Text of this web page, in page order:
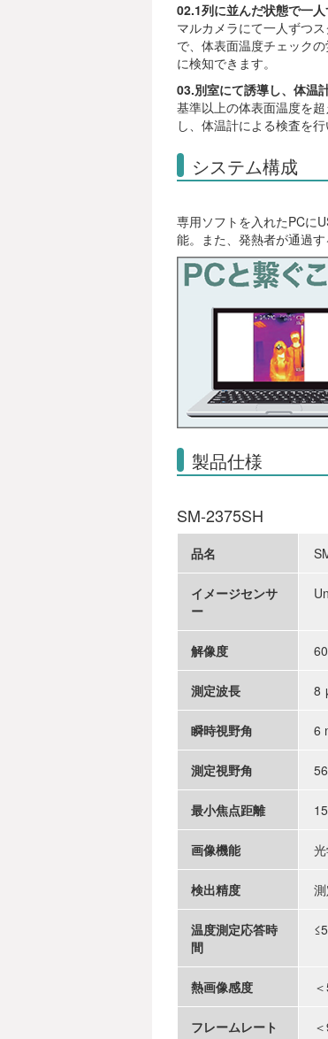
02.1列に並んだ状態で一
マルカメラにて一人ずつ
で、体表面温度チェック
に検知できます。
03.別室にて誘導し、体温
基準以上の体表面温度を
し、体温計による検査を行
システム構成
専用ソフトを入れたPCに
能。また、発熱者が通過
製品仕様
SM-2375SH
品名
イメージセンサ
ー
解像度
測定波長 8
瞬時視野角 6
測定視野角
最小焦点距離
画像機能
検出精度
温度測定応答時
間
熱画像感度
フレームレート